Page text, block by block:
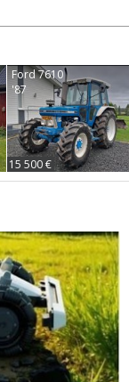
Ford 7610
'87
15 500 €